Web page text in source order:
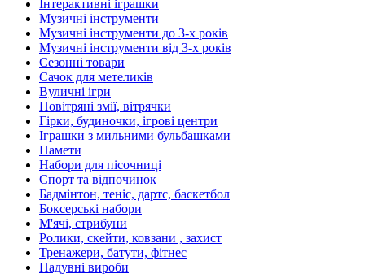
Інтерактивні іграшки
Музичні інструменти
Музичні інструменти до 3-х років
Музичні інструменти від 3-х років
Сезонні товари
Сачок для метеликів
Вуличні ігри
Повітряні змії, вітрячки
Гірки, будиночки, ігрові центри
Іграшки з мильними бульбашками
Намети
Набори для пісочниці
Спорт та відпочинок
Бадмінтон, теніс, дартс, баскетбол
Боксерські набори
М'ячі, стрибуни
Ролики, скейти, ковзани , захист
Тренажери, батути, фітнес
Надувні вироби